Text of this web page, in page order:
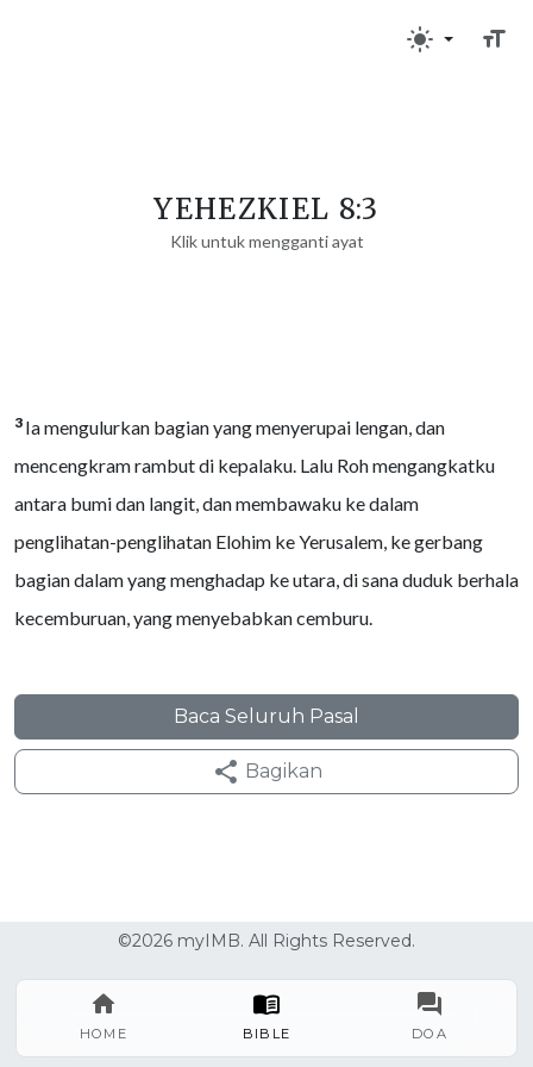
HOME BIBLE DOA
YEHEZKIEL 8:3
Klik untuk mengganti ayat
3 Ia mengulurkan bagian yang menyerupai lengan, dan
mencengkram rambut di kepalaku. Lalu Roh mengangkatku
antara bumi dan langit, dan membawaku ke dalam
penglihatan-penglihatan Elohim ke Yerusalem, ke gerbang
bagian dalam yang menghadap ke utara, di sana duduk berhala
kecemburuan, yang menyebabkan cemburu.
Baca Seluruh Pasal
Bagikan
©2026 myIMB. All Rights Reserved.